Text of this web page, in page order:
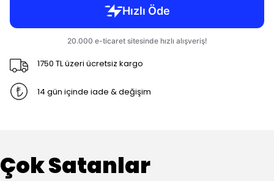
1750 TL üzeri ücretsiz kargo
14 gün içinde iade & değişim
Çok Satanlar